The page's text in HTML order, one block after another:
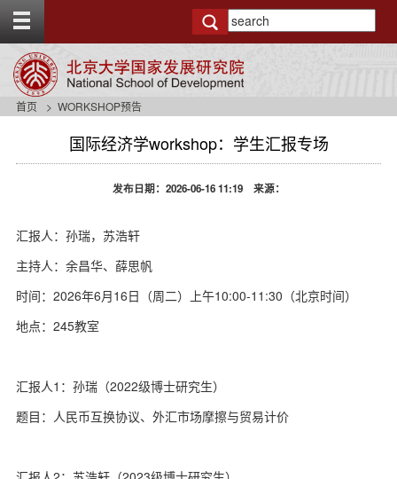
g
t
首页 WORKSHOP预告
国际经济学workshop：学生汇报专场
发布日期：2026-06-16 11:19 来源：
汇报人：孙瑞，苏浩轩
主持人：余昌华、薛思帆
时间：2026年6月16日（周二）上午10:00-11:30（北京时间）
地点：245教室
汇报人1：孙瑞（2022级博士研究生）
题目：人民币互换协议、外汇市场摩擦与贸易计价